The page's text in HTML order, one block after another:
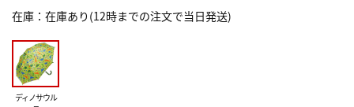
在庫 在庫あり(12時までの注文で当日発送)
ディノサウル